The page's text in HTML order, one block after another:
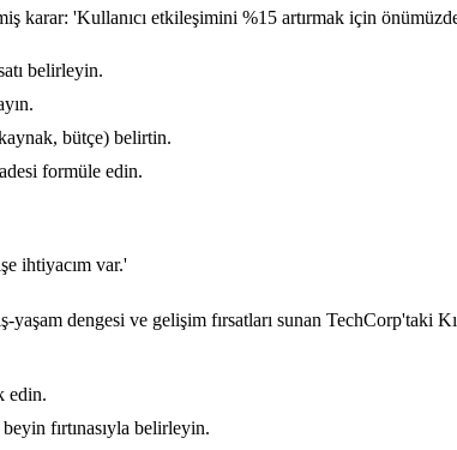
karar: 'Kullanıcı etkileşimini %15 artırmak için
belirleyin.
bütçe) belirtin.
formüle edin.
ihtiyacım var.'
yaşam dengesi ve gelişim fırsatları sunan TechCorp'taki
edin.
fırtınasıyla belirleyin.